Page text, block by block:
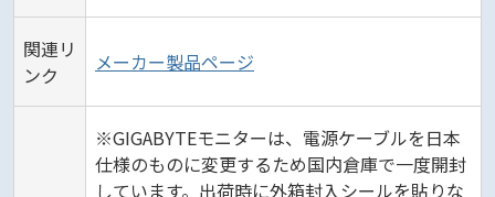
関連リ
ンク
メーカー製品ページ
※GIGABYTEモニターは、電源ケーブルを日本
仕様のものに変更するため国内倉庫で一度開封
しています。出荷時に外箱封入シールを貼りな